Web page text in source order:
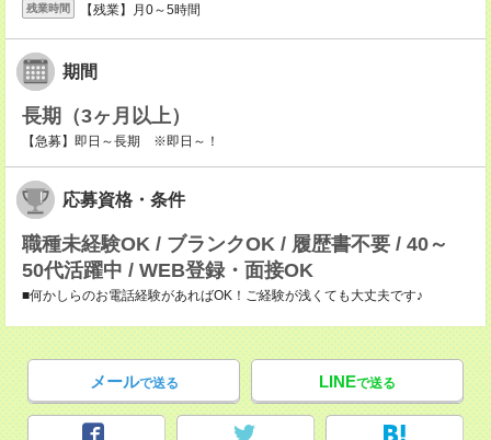
残業時間 【残業】月0～5時間
期間
長期（3ヶ月以上）
【急募】即日～長期 ※即日～！
応募資格・条件
職種未経験OK / ブランクOK / 履歴書不要 / 40～
50代活躍中 / WEB登録・面接OK
■何かしらのお電話経験があればOK！ご経験が浅くても大丈夫です♪
メールで送る LINEで送る